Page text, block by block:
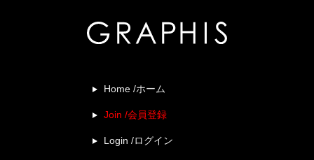
Home /ホーム
Join /会員登録
Login /ログイン